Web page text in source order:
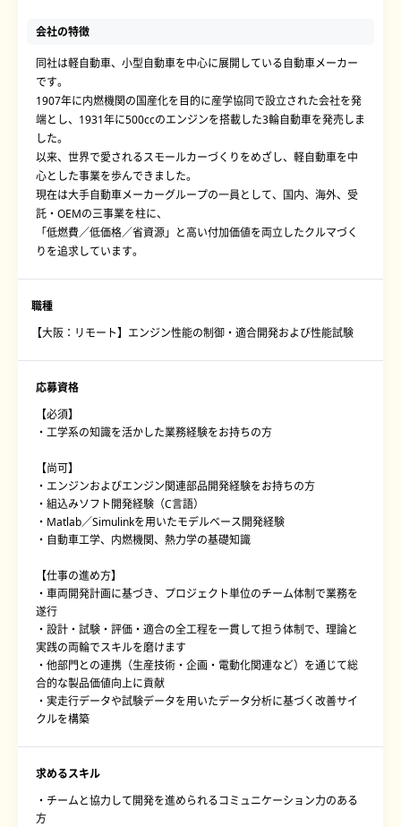
会社の特徴
同社は軽自動車、小型自動車を中心に展開している自動車メーカー
です。
1907年に内燃機関の国産化を目的に産学協同で設立された会社を発
端とし、1931年に500ccのエンジンを搭載した3輪自動車を発売しま
した。
以来、世界で愛されるスモールカーづくりをめざし、軽自動車を中
心とした事業を歩んできました。
現在は大手自動車メーカーグループの一員として、国内、海外、受
託・OEMの三事業を柱に、
「低燃費／低価格／省資源」と高い付加価値を両立したクルマづく
りを追求しています。
職種
【大阪：リモート】エンジン性能の制御・適合開発および性能試験
応募資格
【必須】
・工学系の知識を活かした業務経験をお持ちの方
【尚可】
・エンジンおよびエンジン関連部品開発経験をお持ちの方
・組込みソフト開発経験（C言語）
・Matlab／Simulinkを用いたモデルベース開発経験
・自動車工学、内燃機関、熱力学の基礎知識
【仕事の進め方】
・車両開発計画に基づき、プロジェクト単位のチーム体制で業務を
遂行
・設計・試験・評価・適合の全工程を一貫して担う体制で、理論と
実践の両輪でスキルを磨けます
・他部門との連携（生産技術・企画・電動化関連など）を通じて総
合的な製品価値向上に貢献
・実走行データや試験データを用いたデータ分析に基づく改善サイ
クルを構築
求めるスキル
・チームと協力して開発を進められるコミュニケーション力のある
方